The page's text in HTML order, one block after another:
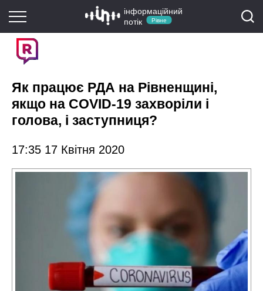
інформаційний
потік
Рівне
Як працює РДА на Рівненщині,
якщо на COVID-19 захворіли і
голова, і заступниця?
17:35 17 Квітня 2020